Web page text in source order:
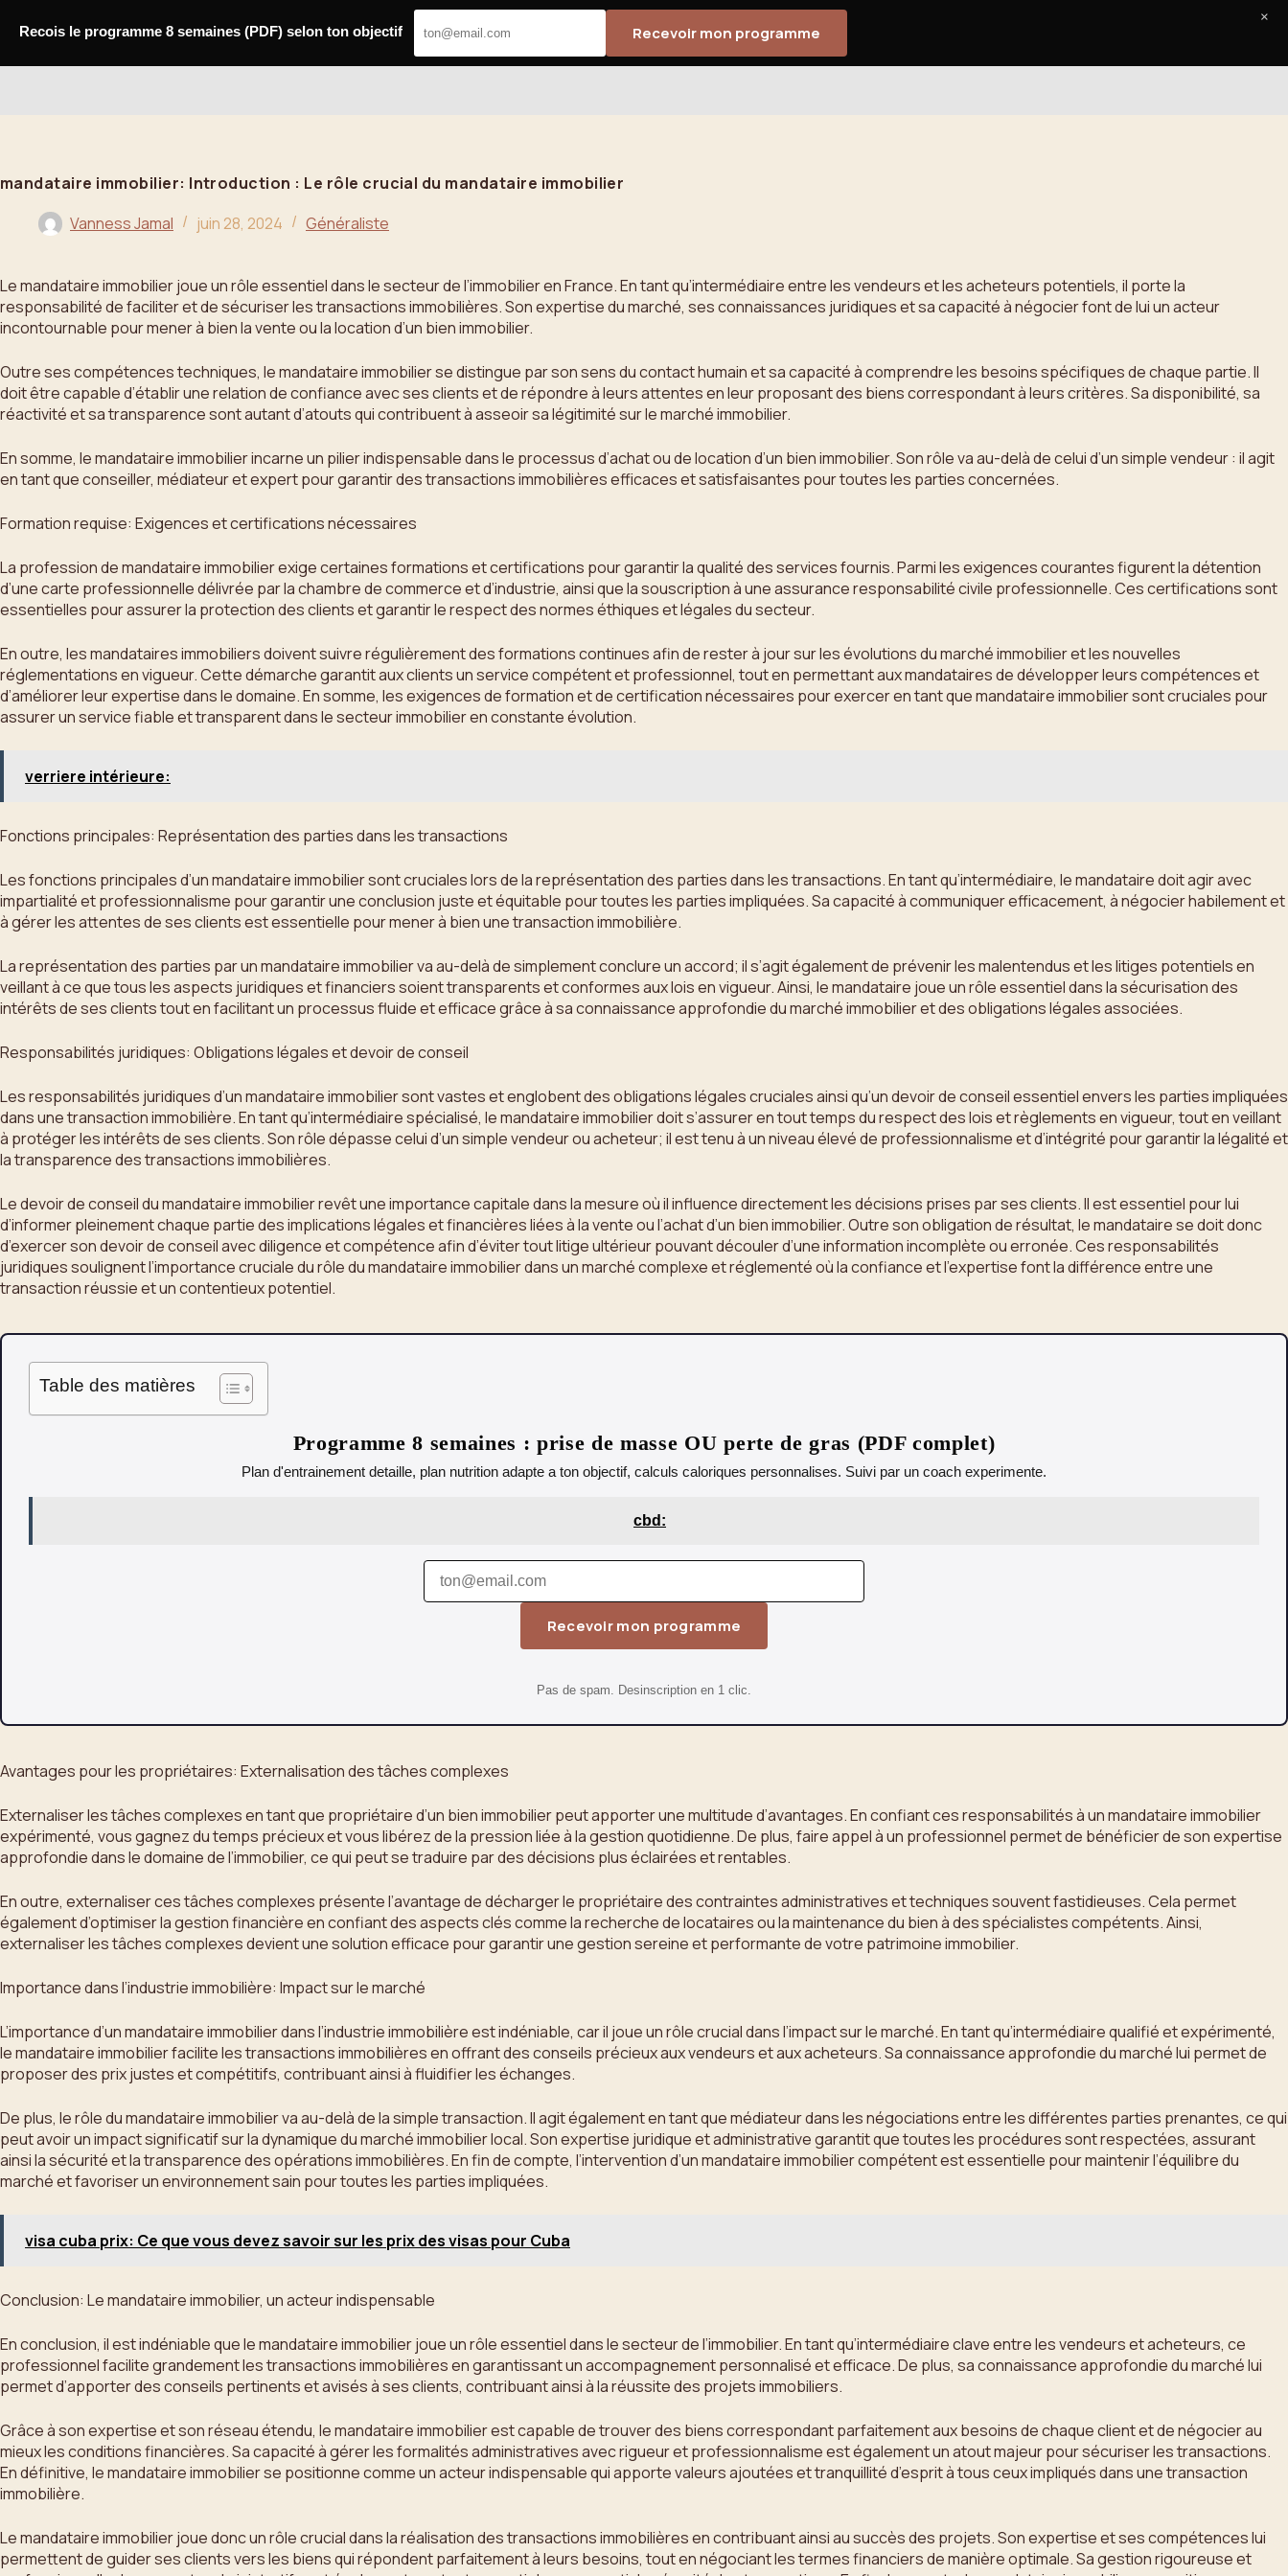
mandataire immobilier: Introduction : Le rôle crucial du mandataire immobilier
Vanness Jamal
juin 28, 2024 Généraliste
Le mandataire immobilier joue un rôle essentiel dans le secteur de l’immobilier en France. En tant qu’intermédiaire entre les vendeurs et les acheteurs potentiels, il porte la
responsabilité de faciliter et de sécuriser les transactions immobilières. Son expertise du marché, ses connaissances juridiques et sa capacité à négocier font de lui un acteur
incontournable pour mener à bien la vente ou la location d’un bien immobilier.
Outre ses compétences techniques, le mandataire immobilier se distingue par son sens du contact humain et sa capacité à comprendre les besoins spécifiques de chaque partie. Il
doit être capable d’établir une relation de confiance avec ses clients et de répondre à leurs attentes en leur proposant des biens correspondant à leurs critères. Sa disponibilité, sa
réactivité et sa transparence sont autant d’atouts qui contribuent à asseoir sa légitimité sur le marché immobilier.
En somme, le mandataire immobilier incarne un pilier indispensable dans le processus d’achat ou de location d’un bien immobilier. Son rôle va au-delà de celui d’un simple vendeur : il agit
en tant que conseiller, médiateur et expert pour garantir des transactions immobilières efficaces et satisfaisantes pour toutes les parties concernées.
Formation requise: Exigences et certifications nécessaires
La profession de mandataire immobilier exige certaines formations et certifications pour garantir la qualité des services fournis. Parmi les exigences courantes figurent la détention
d’une carte professionnelle délivrée par la chambre de commerce et d’industrie, ainsi que la souscription à une assurance responsabilité civile professionnelle. Ces certifications sont
essentielles pour assurer la protection des clients et garantir le respect des normes éthiques et légales du secteur.
En outre, les mandataires immobiliers doivent suivre régulièrement des formations continues afin de rester à jour sur les évolutions du marché immobilier et les nouvelles
réglementations en vigueur. Cette démarche garantit aux clients un service compétent et professionnel, tout en permettant aux mandataires de développer leurs compétences et
d’améliorer leur expertise dans le domaine. En somme, les exigences de formation et de certification nécessaires pour exercer en tant que mandataire immobilier sont cruciales pour
assurer un service fiable et transparent dans le secteur immobilier en constante évolution.
verriere intérieure:
Fonctions principales: Représentation des parties dans les transactions
Les fonctions principales d’un mandataire immobilier sont cruciales lors de la représentation des parties dans les transactions. En tant qu’intermédiaire, le mandataire doit agir avec
impartialité et professionnalisme pour garantir une conclusion juste et équitable pour toutes les parties impliquées. Sa capacité à communiquer efficacement, à négocier habilement et
à gérer les attentes de ses clients est essentielle pour mener à bien une transaction immobilière.
La représentation des parties par un mandataire immobilier va au-delà de simplement conclure un accord; il s’agit également de prévenir les malentendus et les litiges potentiels en
veillant à ce que tous les aspects juridiques et financiers soient transparents et conformes aux lois en vigueur. Ainsi, le mandataire joue un rôle essentiel dans la sécurisation des
intérêts de ses clients tout en facilitant un processus fluide et efficace grâce à sa connaissance approfondie du marché immobilier et des obligations légales associées.
Responsabilités juridiques: Obligations légales et devoir de conseil
Les responsabilités juridiques d’un mandataire immobilier sont vastes et englobent des obligations légales cruciales ainsi qu’un devoir de conseil essentiel envers les parties impliquées
dans une transaction immobilière. En tant qu’intermédiaire spécialisé, le mandataire immobilier doit s’assurer en tout temps du respect des lois et règlements en vigueur, tout en veillant
à protéger les intérêts de ses clients. Son rôle dépasse celui d’un simple vendeur ou acheteur; il est tenu à un niveau élevé de professionnalisme et d’intégrité pour garantir la légalité et
la transparence des transactions immobilières.
Le devoir de conseil du mandataire immobilier revêt une importance capitale dans la mesure où il influence directement les décisions prises par ses clients. Il est essentiel pour lui
d’informer pleinement chaque partie des implications légales et financières liées à la vente ou l’achat d’un bien immobilier. Outre son obligation de résultat, le mandataire se doit donc
d’exercer son devoir de conseil avec diligence et compétence afin d’éviter tout litige ultérieur pouvant découler d’une information incomplète ou erronée. Ces responsabilités
juridiques soulignent l’importance cruciale du rôle du mandataire immobilier dans un marché complexe et réglementé où la confiance et l’expertise font la différence entre une
transaction réussie et un contentieux potentiel.
Table des matières
Programme 8 semaines : prise de masse OU perte de gras (PDF complet)
Plan d'entrainement detaille, plan nutrition adapte a ton objectif, calculs caloriques personnalises. Suivi par un coach experimente.
cbd:
Recevoir mon programme
Pas de spam. Desinscription en 1 clic.
Avantages pour les propriétaires: Externalisation des tâches complexes
Externaliser les tâches complexes en tant que propriétaire d’un bien immobilier peut apporter une multitude d’avantages. En confiant ces responsabilités à un mandataire immobilier
expérimenté, vous gagnez du temps précieux et vous libérez de la pression liée à la gestion quotidienne. De plus, faire appel à un professionnel permet de bénéficier de son expertise
approfondie dans le domaine de l’immobilier, ce qui peut se traduire par des décisions plus éclairées et rentables.
En outre, externaliser ces tâches complexes présente l’avantage de décharger le propriétaire des contraintes administratives et techniques souvent fastidieuses. Cela permet
également d’optimiser la gestion financière en confiant des aspects clés comme la recherche de locataires ou la maintenance du bien à des spécialistes compétents. Ainsi,
externaliser les tâches complexes devient une solution efficace pour garantir une gestion sereine et performante de votre patrimoine immobilier.
Importance dans l’industrie immobilière: Impact sur le marché
L’importance d’un mandataire immobilier dans l’industrie immobilière est indéniable, car il joue un rôle crucial dans l’impact sur le marché. En tant qu’intermédiaire qualifié et expérimenté,
le mandataire immobilier facilite les transactions immobilières en offrant des conseils précieux aux vendeurs et aux acheteurs. Sa connaissance approfondie du marché lui permet de
proposer des prix justes et compétitifs, contribuant ainsi à fluidifier les échanges.
De plus, le rôle du mandataire immobilier va au-delà de la simple transaction. Il agit également en tant que médiateur dans les négociations entre les différentes parties prenantes, ce qui
peut avoir un impact significatif sur la dynamique du marché immobilier local. Son expertise juridique et administrative garantit que toutes les procédures sont respectées, assurant
ainsi la sécurité et la transparence des opérations immobilières. En fin de compte, l’intervention d’un mandataire immobilier compétent est essentielle pour maintenir l’équilibre du
marché et favoriser un environnement sain pour toutes les parties impliquées.
visa cuba prix: Ce que vous devez savoir sur les prix des visas pour Cuba
Conclusion: Le mandataire immobilier, un acteur indispensable
En conclusion, il est indéniable que le mandataire immobilier joue un rôle essentiel dans le secteur de l’immobilier. En tant qu’intermédiaire clave entre les vendeurs et acheteurs, ce
professionnel facilite grandement les transactions immobilières en garantissant un accompagnement personnalisé et efficace. De plus, sa connaissance approfondie du marché lui
permet d’apporter des conseils pertinents et avisés à ses clients, contribuant ainsi à la réussite des projets immobiliers.
Grâce à son expertise et son réseau étendu, le mandataire immobilier est capable de trouver des biens correspondant parfaitement aux besoins de chaque client et de négocier au
mieux les conditions financières. Sa capacité à gérer les formalités administratives avec rigueur et professionnalisme est également un atout majeur pour sécuriser les transactions.
En définitive, le mandataire immobilier se positionne comme un acteur indispensable qui apporte valeurs ajoutées et tranquillité d’esprit à tous ceux impliqués dans une transaction
immobilière.
Le mandataire immobilier joue donc un rôle crucial dans la réalisation des transactions immobilières en contribuant ainsi au succès des projets. Son expertise et ses compétences lui
permettent de guider ses clients vers les biens qui répondent parfaitement à leurs besoins, tout en négociant les termes financiers de manière optimale. Sa gestion rigoureuse et
Recois le programme 8 semaines (PDF) selon ton objectif Recevoir mon programme
×